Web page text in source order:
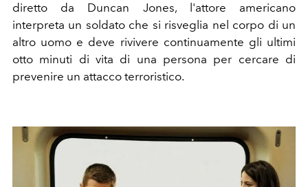
diretto da Duncan Jones, l'attore americano
interpreta un soldato che si risveglia nel corpo di un
altro uomo e deve rivivere continuamente gli ultimi
otto minuti di vita di una persona per cercare di
prevenire un attacco terroristico.